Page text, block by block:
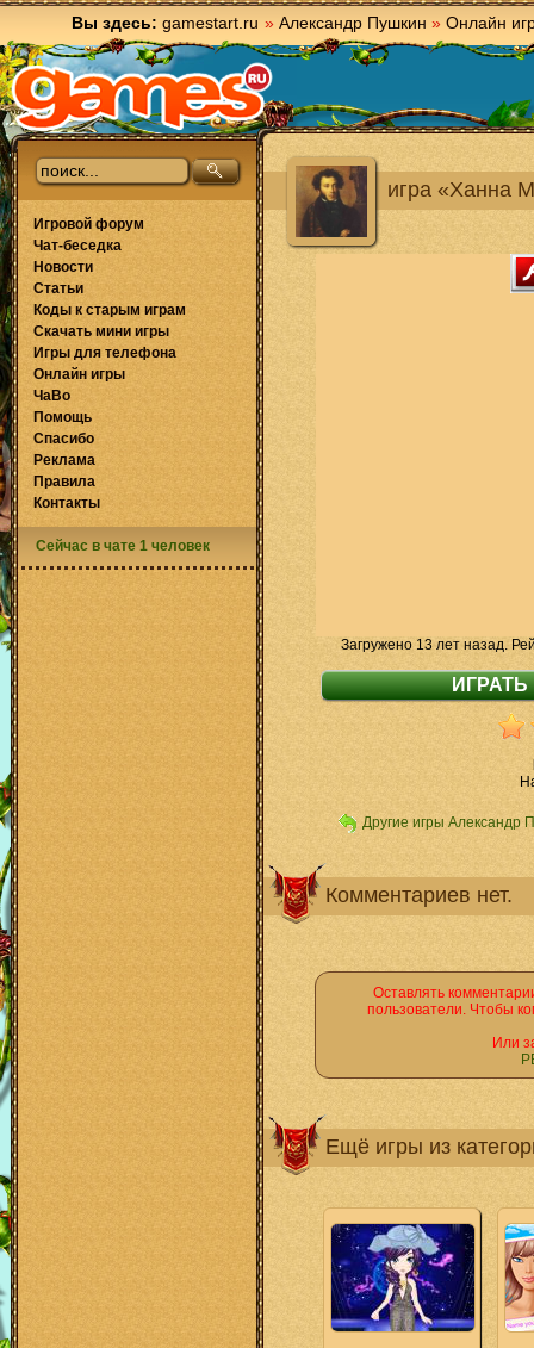
Вы здесь: gamestart.ru » Александр Пушкин » Онлайн
игра «Ханна
Загружено 13 лет назад.
Другие игры Александр
Комментариев нет.
Оставлять
пользователи. Чтобы
Или
Ещё игры из
Игровой форум
Чат-беседка
Новости
Статьи
Коды к старым играм
Скачать мини игры
Игры для телефона
Онлайн игры
ЧаВо
Помощь
Спасибо
Реклама
Правила
Контакты
Сейчас в чате 1 человек